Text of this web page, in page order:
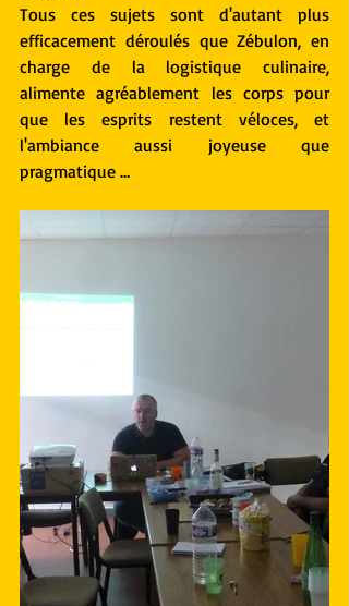
Tous ces sujets sont d'autant plus
efficacement déroulés que Zébulon, en
charge de la logistique culinaire,
alimente agréablement les corps pour
que les esprits restent véloces, et
l'ambiance aussi joyeuse que
pragmatique …